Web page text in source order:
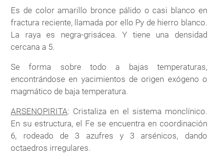
Es de color amarillo bronce pálido o casi blanco en
fractura reciente, llamada por ello Py de hierro blanco.
La raya es negra-grisácea. Y tiene una densidad
cercana a 5.
Se forma sobre todo a bajas temperaturas,
encontrándose en yacimientos de origen exógeno o
magmático de baja temperatura.
ARSENOPIRITA: Cristaliza en el sistema monclínico.
En su estructura, el Fe se encuentra en coordinación
6, rodeado de 3 azufres y 3 arsénicos, dando
octaedros irregulares.